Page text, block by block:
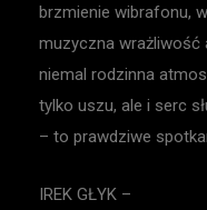
brzmienie wibrafonu,
muzyczna wrażliwość
niemal rodzinna
tylko uszu, ale i serc
– to prawdziwe
IREK GŁYK –